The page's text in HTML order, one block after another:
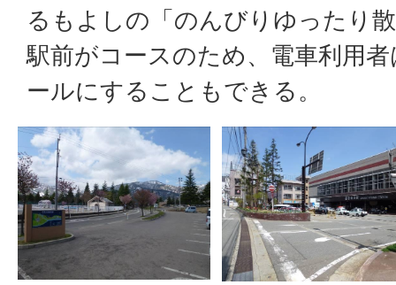
るもよしの「のんびりゆったり
駅前がコースのため、電車利用
ールにすることもできる。